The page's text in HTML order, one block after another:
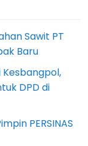
Sawit PT
Baru
Kesbangpol,
DPD di
PERSINAS